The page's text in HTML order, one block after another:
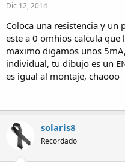
Dic 12, 2014
Coloca una resistencia y un
este a 0 omhios calcula que
maximo digamos unos
individual, tu dibujo es un
es igual al montaje, chaooo
solaris8
Recordado